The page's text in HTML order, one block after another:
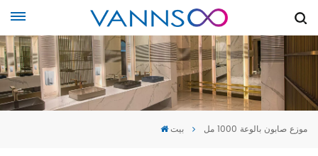
بيت موزع صابون بالوعة 1000 مل